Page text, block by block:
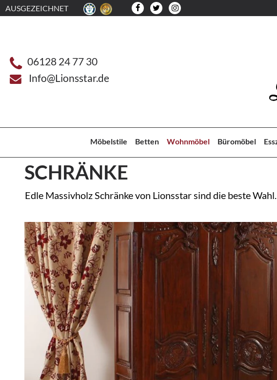
AUSGEZEICHNET
06128 24 77 30
Info@Lionsstar.de
Möbelstile Betten Wohnmöbel Büromöbel
SCHRÄNKE
Edle Massivholz Schränke von Lionsstar sind die beste Wahl.